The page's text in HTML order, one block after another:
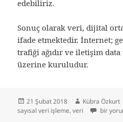
edebiliriz.
Sonuç olarak veri, dijital
ifade etmektedir. İnternet;
trafiği ağıdır ve iletişim
üzerine kuruludur.
Yayın
tarihi
21 Şubat 2018 Yazar
Kübra Özkurt
sayısal veri işleme,veri Veri
bir